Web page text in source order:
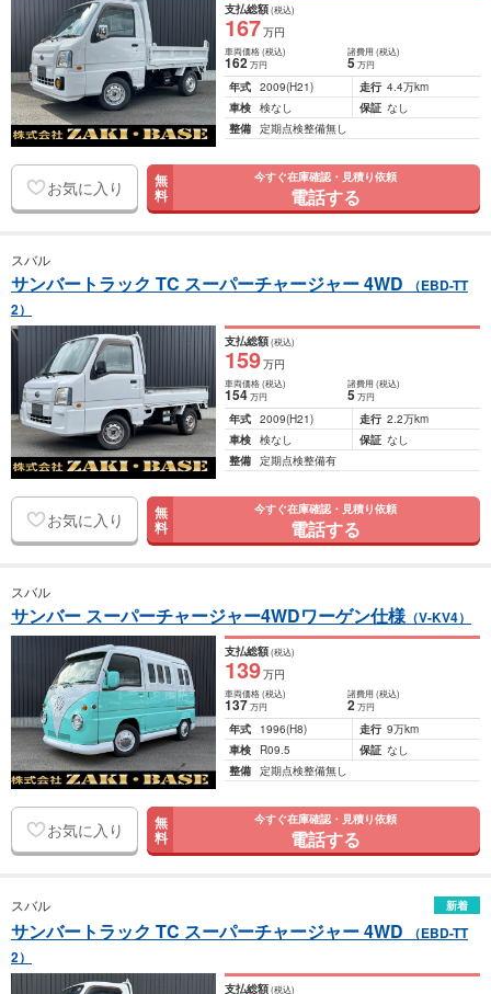
支払総額(税込)
167万円
車両価格(税込)
162万円
諸費用 (税込)
5 万円
年式 2009(H21) 走行 4.4万km
車検 検なし 保証 なし
整備 定期点検整備無し
お気に入り 無
料
今すぐ在庫確認・見積り依頼
電話する
スバル
サンバートラック TC スーパーチャージャー 4WD
（EBD-TT
2）
支払総額(税込)
159万円
車両価格(税込)
154万円
諸費用 (税込)
5 万円
年式 2009(H21) 走行 2.2万km
車検 検なし 保証 なし
整備 定期点検整備有
お気に入り 無
料
今すぐ在庫確認・見積り依頼
電話する
スバル
サンバー スーパーチャージャー4WDワーゲン仕様（V-KV4）
支払総額(税込)
139万円
車両価格(税込)
137万円
諸費用 (税込)
2 万円
年式 1996(H8) 走行 9万km
車検
R09.5 保証 なし
整備 定期点検整備無し
お気に入り 無
料
今すぐ在庫確認・見積り依頼
電話する
スバル 新着
サンバートラック TC スーパーチャージャー 4WD
（EBD-TT
2）
支払総額(税込)